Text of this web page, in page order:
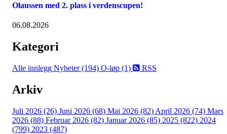
Olaussen med 2. plass i verdenscupen!
06.08.2026
Kategori
Alle innlegg Nyheter (194) O-løp (1) RSS
Arkiv
Juli 2026 (26) Juni 2026 (68) Mai 2026 (82) April 2026 (74) Mars
2026 (88) Februar 2026 (82) Januar 2026 (85) 2025 (822) 2024
(799) 2023 (487)